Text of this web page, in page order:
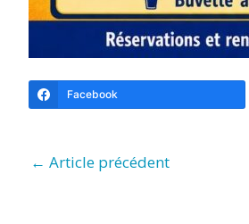
Facebook
← Article précédent